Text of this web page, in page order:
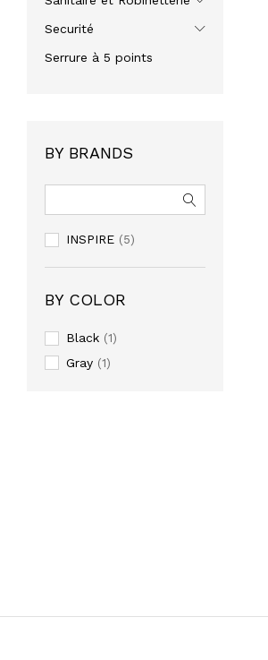
Securité
Serrure à 5 points
BY BRANDS
INSPIRE (5)
BY COLOR
Black (1)
Gray (1)